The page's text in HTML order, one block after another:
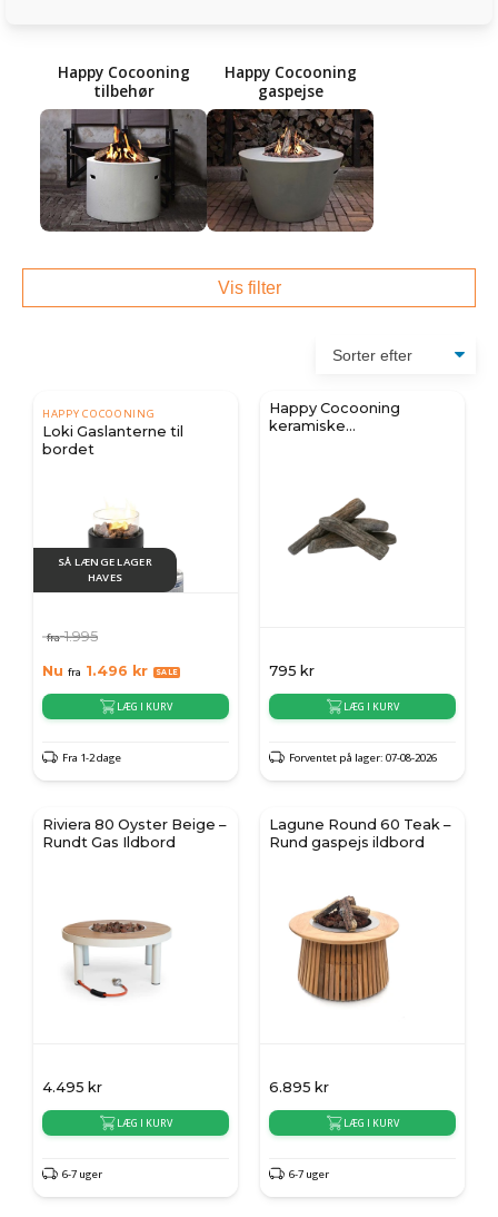
Happy Cocooning
tilbehør
Happy Cocooning
gaspejse
Vis filter
HAPPY COCOONING
Loki Gaslanterne til
bordet
SÅ LÆNGE LAGER
HAVES
fra 1.995
Nu fra 1.496 kr
LÆG I KURV
Fra 1-2 dage
Happy Cocooning
keramiske
795 kr
LÆG I KURV
Forventet på lager: 07-08-2026
Riviera 80 Oyster Beige –
Rundt Gas Ildbord
4.495 kr
LÆG I KURV
6-7 uger
Lagune Round 60 Teak –
Rund gaspejs ildbord
6.895 kr
LÆG I KURV
6-7 uger